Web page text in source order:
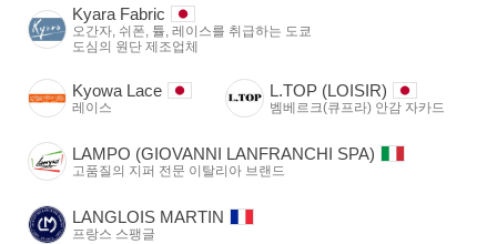
Kyara Fabric
오간자, 쉬폰, 튤, 레이스를 취급하는 도쿄
도심의 원단 제조업체
Kyowa Lace
레이스
L.TOP (LOISIR)
벰베르크(큐프라) 안감 자카드
LAMPO (GIOVANNI LANFRANCHI SPA)
고품질의 지퍼 전문 이탈리아 브랜드
LANGLOIS MARTIN
프랑스 스팽글